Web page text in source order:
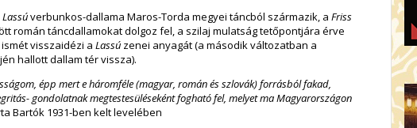
Lassúverbunkos-dallama Maros-Torda megyei táncból származik, a Friss
román táncdallamokat dolgoz fel, a szilaj mulatság tetőpontjára érve
visszaidézi a Lassú zenei anyagát (a második változatban a
hallott dallam tér vissza).
épp mert e háromféle (magyar, román és szlovák) forrásból fakad,
gondolatnak megtestesüléseként fogható fel, melyet ma Magyarországon
Bartók 1931-ben kelt levelében